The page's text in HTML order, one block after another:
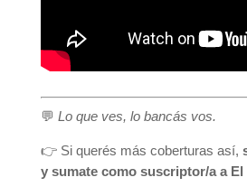
💬 Lo que ves, lo bancás vos.
👉 Si querés más coberturas así,
y sumate como suscriptor/a a El